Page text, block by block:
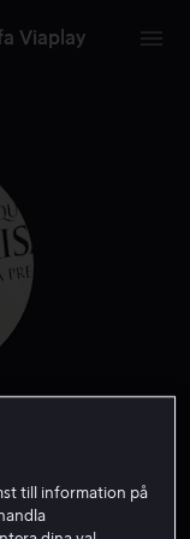
Viaplay
till information på